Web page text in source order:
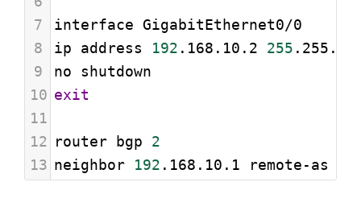
7
interface GigabitEthernet0/0
8
ip address 192 .168.10.2 255
9
no shutdown
10 exit
11
12 router bgp 2
13 neighbor 192 .168.10.1 remote-as